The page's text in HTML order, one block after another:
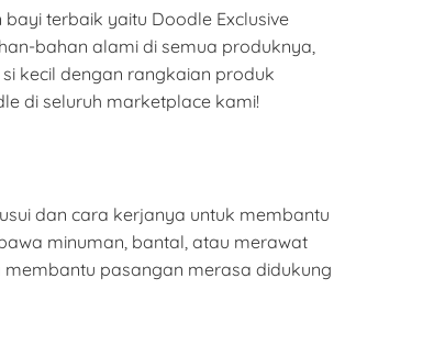
terbaik yaitu Doodle Exclusive
bahan alami di semua produknya,
kecil dengan rangkaian produk
di seluruh marketplace kami!
dan cara kerjanya untuk membantu
minuman, bantal, atau merawat
pasangan merasa didukung